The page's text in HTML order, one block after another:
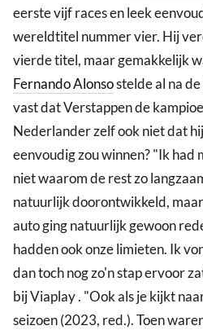
eerste vijf races en leek
wereldtitel nummer vier. Hij
vierde titel, maar gemakkelijk
Fernando Alonsostelde al na
vast dat Verstappen de
Nederlander zelf ook niet dat
eenvoudig zou winnen? "Ik had
niet waarom de rest zo
natuurlijk doorontwikkeld,
auto ging natuurlijk gewoon
hadden ook onze limieten. Ik
dan toch nog zo'n stap ervoor
bij Viaplay . "Ook als je kijkt
seizoen (2023, red.). Toen